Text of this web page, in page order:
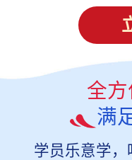
全
满
学员乐意学，